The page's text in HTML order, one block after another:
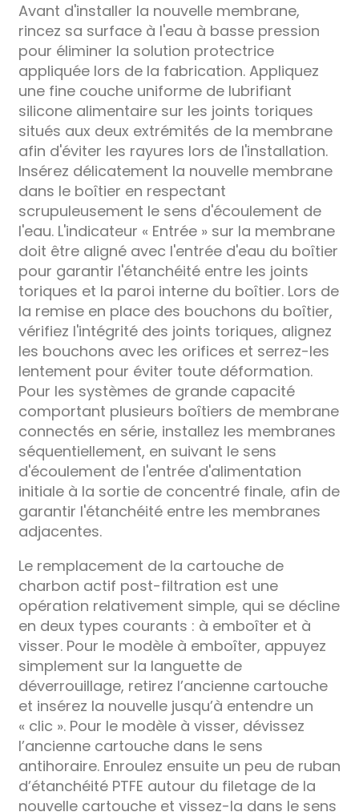
Avant d'installer la nouvelle membrane,
rincez sa surface à l'eau à basse pression
pour éliminer la solution protectrice
appliquée lors de la fabrication. Appliquez
une fine couche uniforme de lubrifiant
silicone alimentaire sur les joints toriques
situés aux deux extrémités de la membrane
afin d'éviter les rayures lors de l'installation.
Insérez délicatement la nouvelle membrane
dans le boîtier en respectant
scrupuleusement le sens d'écoulement de
l'eau. L'indicateur « Entrée » sur la membrane
doit être aligné avec l'entrée d'eau du boîtier
pour garantir l'étanchéité entre les joints
toriques et la paroi interne du boîtier. Lors de
la remise en place des bouchons du boîtier,
vérifiez l'intégrité des joints toriques, alignez
les bouchons avec les orifices et serrez-les
lentement pour éviter toute déformation.
Pour les systèmes de grande capacité
comportant plusieurs boîtiers de membrane
connectés en série, installez les membranes
séquentiellement, en suivant le sens
d'écoulement de l'entrée d'alimentation
initiale à la sortie de concentré finale, afin de
garantir l'étanchéité entre les membranes
adjacentes.
Le remplacement de la cartouche de
charbon actif post-filtration est une
opération relativement simple, qui se décline
en deux types courants : à emboîter et à
visser. Pour le modèle à emboîter, appuyez
simplement sur la languette de
déverrouillage, retirez l’ancienne cartouche
et insérez la nouvelle jusqu’à entendre un
« clic ». Pour le modèle à visser, dévissez
l’ancienne cartouche dans le sens
antihoraire. Enroulez ensuite un peu de ruban
d’étanchéité PTFE autour du filetage de la
nouvelle cartouche et vissez-la dans le sens